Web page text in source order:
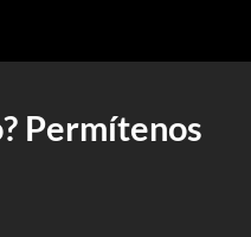
Permítenos